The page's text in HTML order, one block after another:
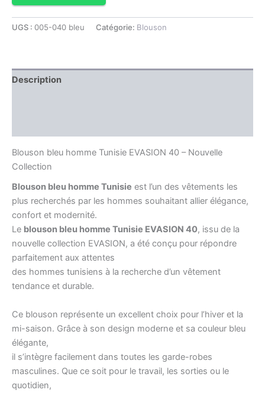
UGS : 005-040 bleu Catégorie: Blouson
Description
Blouson bleu homme Tunisie EVASION 40 – Nouvelle
Collection
Blouson bleu homme Tunisie est l’un des vêtements les
plus recherchés par les hommes souhaitant allier élégance,
confort et modernité.
Le blouson bleu homme Tunisie EVASION 40, issu de la
nouvelle collection EVASION, a été conçu pour répondre
parfaitement aux attentes
des hommes tunisiens à la recherche d’un vêtement
tendance et durable.
Ce blouson représente un excellent choix pour l’hiver et la
mi-saison. Grâce à son design moderne et sa couleur bleu
élégante,
il s’intègre facilement dans toutes les garde-robes
masculines. Que ce soit pour le travail, les sorties ou le
quotidien,